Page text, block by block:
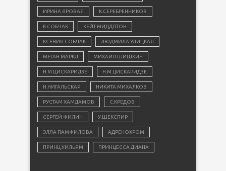
ИРИНА ЯРОВАЯ К.СЕРЕБРЕННИКОВ
К.СОБЧАК КЕЙТ МИДДЛТОН
КСЕНИЯ СОБЧАК ЛЮДМИЛА УЛИЦКАЯ
МЕГАН МАРКЛ МИХАИЛ ШИШКИН
Н.М.ЦИСКАРИДЗЕ Н.М.ЦИСКАРИДЗЕ
Н.НИГАЛЬСКАЯ НИКИТА МИХАЛКОВ
РУСТАМ ХАМДАМОВ С.КРЕДОВ
СЕРГЕЙ ФИЛИН У.ШЕКСПИР
ЭЛЛА ПАМФИЛОВА АДРЕНОХРОМ
ПРИНЦ УИЛЬЯМ ПРИНЦЕССА ДИАНА